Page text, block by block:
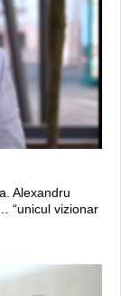
Alexandru
“unicul vizionar